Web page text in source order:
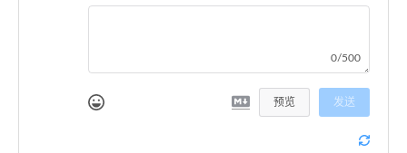
0/500
预览 发送